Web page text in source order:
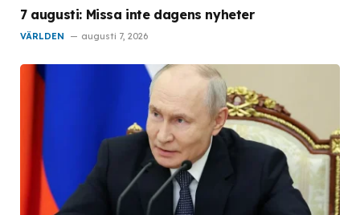
7 augusti: Missa inte dagens nyheter
VÄRLDEN augusti 7, 2026